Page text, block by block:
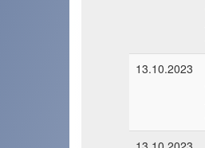
13.10.2023